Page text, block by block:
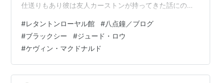
仕送りもあり彼は友人カーストンが持ってきた話にのる
没したドイツ海軍ⅦC潜水艦に積載されている数百万ド
ル相当の金塊をサルベージする仕事だった。洋上にはロ
シア黒海艦隊がうようよしているので中古のロシア海軍
フォックストロット型潜水艦を手に入れて、仕事に掛か
るのだが… 英国伝統海洋冒険映画だと思い鑑賞しました
#レタントンローヤル館 #八点鐘／ブログ
#ブラックシー #ジュード・ロウ
#ケヴィン・マクドナルド